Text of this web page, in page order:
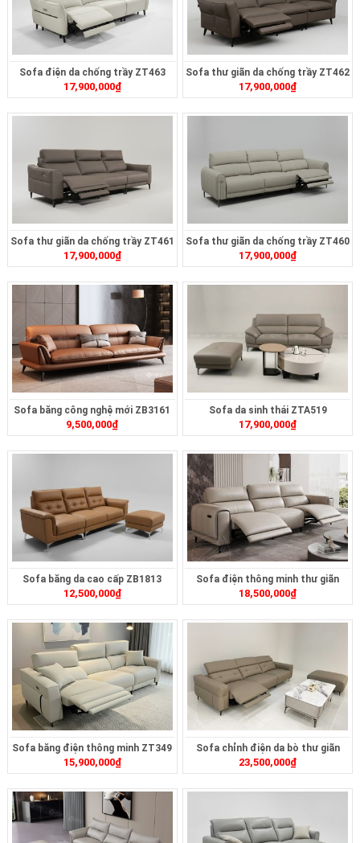
Sofa điện da chống trầy ZT463
17,900,000₫
Sofa thư giãn da chống trầy ZT462
17,900,000₫
Sofa thư giãn da chống trầy ZT461
17,900,000₫
Sofa thư giãn da chống trầy ZT460
17,900,000₫
Sofa băng công nghệ mới ZB3161
9,500,000₫
Sofa da sinh thái ZTA519
17,900,000₫
Sofa băng da cao cấp ZB1813
12,500,000₫
Sofa điện thông minh thư giãn
ZT305
18,500,000₫
Sofa băng điện thông minh ZT349
15,900,000₫
Sofa chỉnh điện da bò thư giãn
ZT2622
23,500,000₫